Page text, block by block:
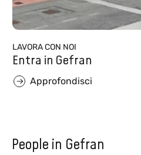
LAVORA CON NOI
Entra in Gefran
Approfondisci
People in Gefran